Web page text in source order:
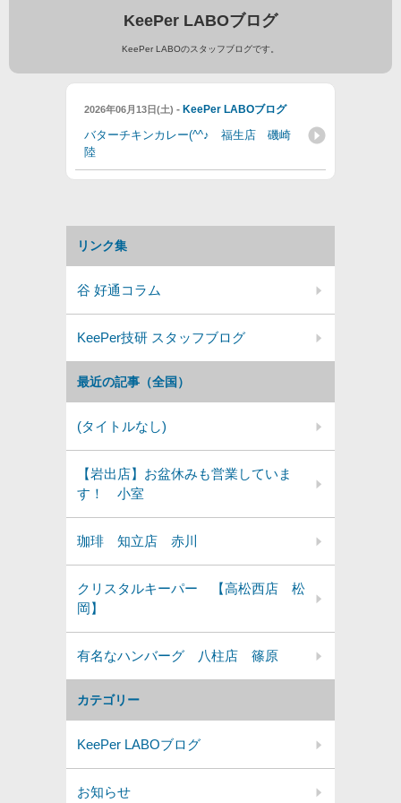
KeePer LABOブログ
KeePer LABOのスタッフブログです。
2026年06月13日(土) - KeePer LABOブログ
バターチキンカレー(^^♪ 福生店 磯崎
陸
カテゴリー
KeePer LABOブログ
お知らせ
最近の記事（全国）
(タイトルなし)
【岩出店】お盆休みも営業していま
す！ 小室
珈琲 知立店 赤川
クリスタルキーパー 【高松西店 松
岡】
有名なハンバーグ 八柱店 篠原
リンク集
谷 好通コラム
KeePer技研 スタッフブログ